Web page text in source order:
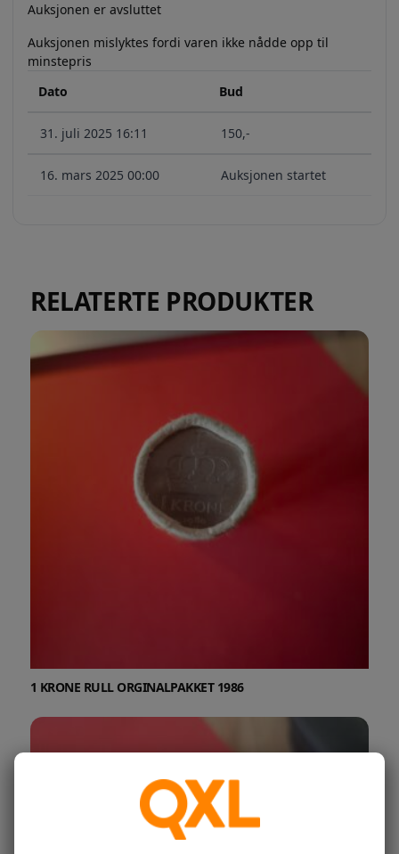
Auksjonen er avsluttet
Auksjonen mislyktes fordi varen ikke nådde opp til
minstepris
Dato
Bud
31. juli 2025 16:11 150,-
16. mars 2025 00:00 Auksjonen startet
RELATERTE PRODUKTER
1 KRONE RULL ORGINALPAKKET 1986